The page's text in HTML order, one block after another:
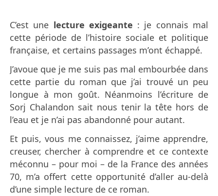
C’est une lecture exigeante : je connais mal
cette période de l’histoire sociale et politique
française, et certains passages m’ont échappé.
J’avoue que je me suis pas mal embourbée dans
cette partie du roman que j’ai trouvé un peu
longue à mon goût. Néanmoins l’écriture de
Sorj Chalandon sait nous tenir la tête hors de
l’eau et je n’ai pas abandonné pour autant.
Et puis, vous me connaissez, j’aime apprendre,
creuser, chercher à comprendre et ce contexte
méconnu – pour moi – de la France des années
70, m’a offert cette opportunité d’aller au-delà
d’une simple lecture de ce roman.